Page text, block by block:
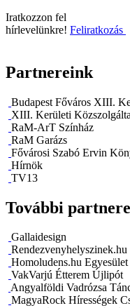
Iratkozzon fel
hírlevelünkre! Feliratkozás
Partnereink
Budapest Főváros XIII.
XIII. Kerületi
RaM-ArT Színház
RaM Garázs
Fővárosi Szabó Ervin
Hírnök
TV13
További
Gallaidesign
Rendezvenyhelyszinek.hu
Homoludens.hu Egyesület
VakVarjú Étterem Újlipót
Angyalföldi Vadrózsa
MagyaRock Hírességek